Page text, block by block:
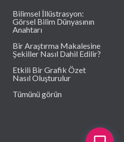
Bilimsel İllüstrasyon:
Görsel Bilim Dünyasının
Anahtarı
Bir Araştırma Makalesine
Şekiller Nasıl Dahil Edilir?
Etkili Bir Grafik Özet
Nasıl Oluşturulur
Tümünü görün